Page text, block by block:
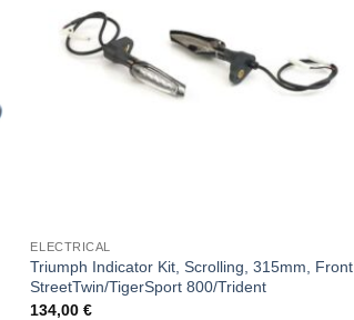
ELECTRICAL
Triumph Indicator Kit, Scrolling, 315mm, Front
StreetTwin/TigerSport 800/Trident
134,00€